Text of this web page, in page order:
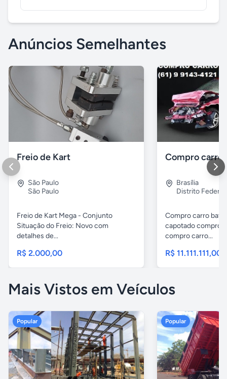
Anúncios Semelhantes
Freio de Kart
São Paulo
São Paulo
Freio de Kart Mega - Conjunto
Situação do Freio: Novo com
detalhes de...
R$ 2.000,00
Brasília
Distrito Federal
Compro carro
capotado compro
compro carro...
R$ 11.111.111,00
Mais Vistos em Veículos
Popular Popular